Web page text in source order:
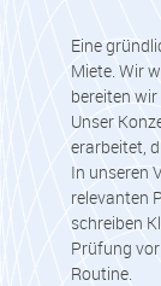
Eine
Miete. Wir
bereiten
Unser
erarbeitet,
In unseren
relevanten
schreiben
Prüfung
Routine.